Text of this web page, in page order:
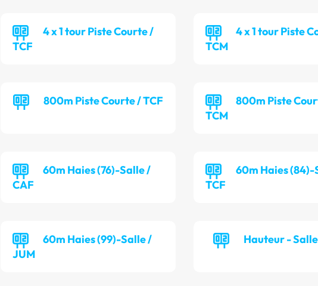
4 x 1 tour Piste Courte /
TCF
4 x 1 tour Piste
TCM
800m Piste Courte / TCF
800m Piste
TCM
60m Haies (76)-Salle /
CAF
60m Haies (84)-
TCF
60m Haies (99)-Salle /
JUM
Hauteur -